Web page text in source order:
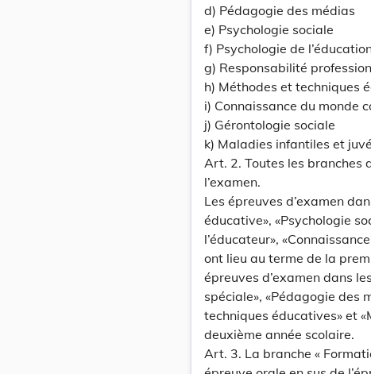
d) Pédagogie des médias
e) Psychologie sociale
f) Psychologie de
g) Responsabilité
h) Méthodes et techniques
i) Connaissance du monde
j) Gérontologie sociale
k) Maladies infantiles et
Art. 2. Toutes les branches
l’examen.
Les épreuves d’examen
éducative», «Psychologie
l’éducateur»,
ont lieu au terme de la
épreuves d’examen dans
spéciale», «Pédagogie des
techniques éducatives» et
deuxième année scolaire.
Art. 3. La branche «